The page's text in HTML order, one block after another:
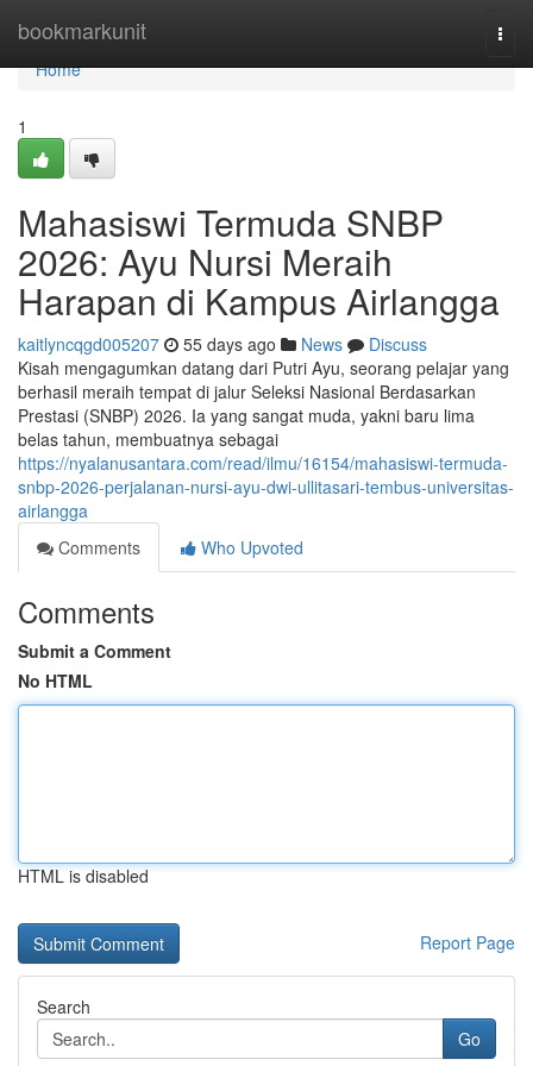
bookmarkunit
Home
Home
1
Mahasiswi Termuda SNBP
2026: Ayu Nursi Meraih
Harapan di Kampus Airlangga
kaitlyncqgd005207 55 days ago News
Discuss
Kisah mengagumkan datang dari Putri Ayu, seorang pelajar yang
berhasil meraih tempat di jalur Seleksi Nasional Berdasarkan
Prestasi (SNBP) 2026. Ia yang sangat muda, yakni baru lima
belas tahun, membuatnya sebagai
https://nyalanusantara.com/read/ilmu/16154/mahasiswi-termuda-
snbp-2026-perjalanan-nursi-ayu-dwi-ullitasari-tembus-universitas-
airlangga
Comments
Who Upvoted
Comments
Submit a Comment
No HTML
HTML is disabled
Report Page
Search
Go